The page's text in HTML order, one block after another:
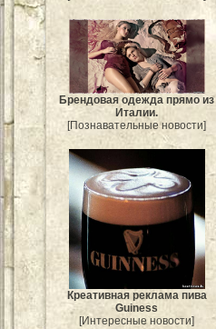
Брендовая одежда прямо из
Италии.
[Познавательные новости]
Креативная реклама пива
Guiness
[Интересные новости]